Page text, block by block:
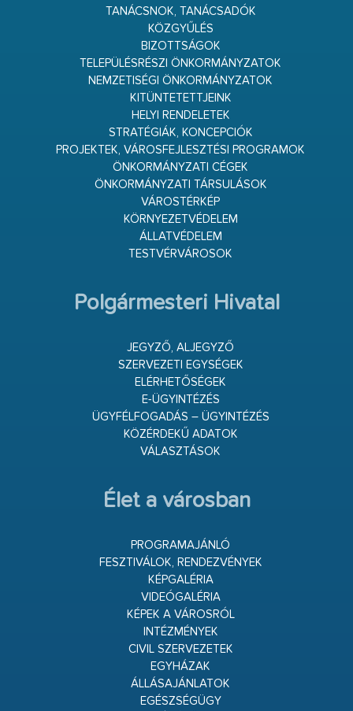
TANÁCSNOK, TANÁCSADÓK
KÖZGYŰLÉS
BIZOTTSÁGOK
TELEPÜLÉSRÉSZI ÖNKORMÁNYZATOK
NEMZETISÉGI ÖNKORMÁNYZATOK
KITÜNTETETTJEINK
HELYI RENDELETEK
STRATÉGIÁK, KONCEPCIÓK
PROJEKTEK, VÁROSFEJLESZTÉSI PROGRAMOK
ÖNKORMÁNYZATI CÉGEK
ÖNKORMÁNYZATI TÁRSULÁSOK
VÁROSTÉRKÉP
KÖRNYEZETVÉDELEM
ÁLLATVÉDELEM
TESTVÉRVÁROSOK
Polgármesteri Hivatal
JEGYZŐ, ALJEGYZŐ
SZERVEZETI EGYSÉGEK
ELÉRHETŐSÉGEK
E-ÜGYINTÉZÉS
ÜGYFÉLFOGADÁS – ÜGYINTÉZÉS
KÖZÉRDEKŰ ADATOK
VÁLASZTÁSOK
Élet a városban
PROGRAMAJÁNLÓ
FESZTIVÁLOK, RENDEZVÉNYEK
KÉPGALÉRIA
VIDEÓGALÉRIA
KÉPEK A VÁROSRÓL
INTÉZMÉNYEK
CIVIL SZERVEZETEK
EGYHÁZAK
ÁLLÁSAJÁNLATOK
EGÉSZSÉGÜGY